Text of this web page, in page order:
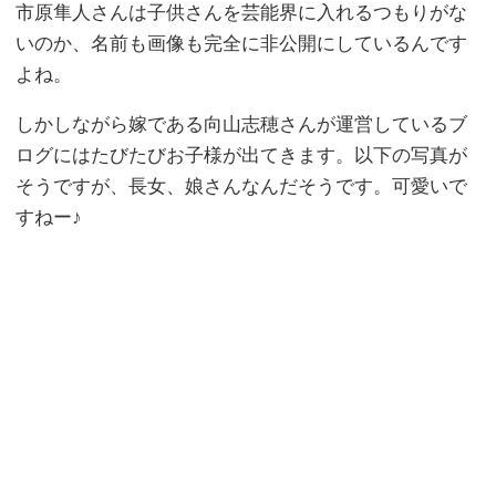
市原隼人さんは子供さんを芸能界に入れるつもりがな
いのか、名前も画像も完全に非公開にしているんです
よね。
しかしながら嫁である向山志穂さんが運営しているブ
ログにはたびたびお子様が出てきます。以下の写真が
そうですが、長女、娘さんなんだそうです。可愛いで
すねー♪